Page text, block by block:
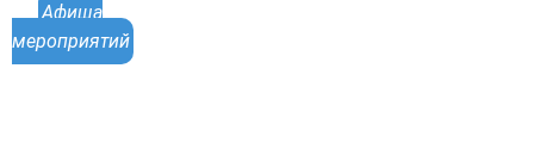
Афиша
мероприятий